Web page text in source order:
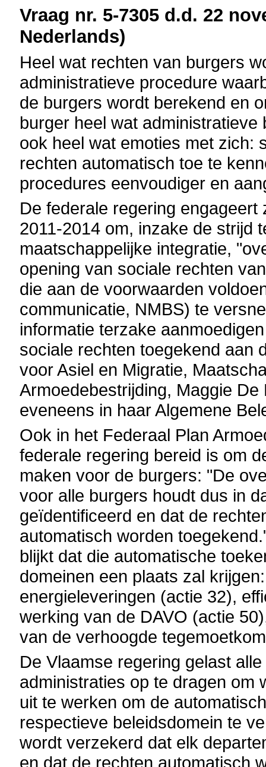
Vraag nr. 5-7305 d.d. 22
Nederlands)
Heel wat rechten van burgers
administratieve procedure
de burgers wordt berekend en
burger heel wat
ook heel wat emoties met
rechten automatisch toe te
procedures eenvoudiger en
De federale regering
2011-2014 om, inzake de strijd
maatschappelijke integratie,
opening van sociale rechten
die aan de voorwaarden
communicatie, NMBS) te
informatie terzake
sociale rechten toegekend aan
voor Asiel en Migratie,
Armoedebestrijding, Maggie
eveneens in haar Algemene
Ook in het Federaal Plan
federale regering bereid is om
maken voor de burgers: "De
voor alle burgers houdt dus in
geïdentificeerd en dat de
automatisch worden
blijkt dat die automatische
domeinen een plaats zal
energieleveringen (actie 32),
werking van de DAVO (actie
van de verhoogde
De Vlaamse regering gelast
administraties op te dragen om
uit te werken om de
respectieve beleidsdomein te
wordt verzekerd dat elk
en dat de rechten automatisch